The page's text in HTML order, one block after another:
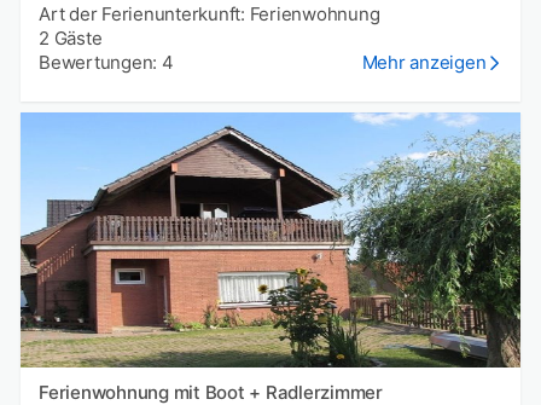
Art der Ferienunterkunft: Ferienwohnung
2 Gäste
Bewertungen: 4
Mehr anzeigen
Ferienwohnung mit Boot + Radlerzimmer